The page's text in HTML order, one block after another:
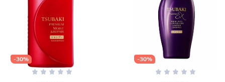
-30% -30%